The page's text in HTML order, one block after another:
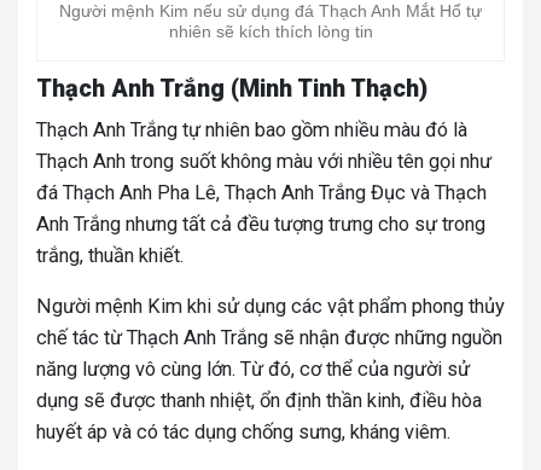
Người mệnh Kim nếu sử dụng đá Thạch Anh Mắt Hổ tự
nhiên sẽ kích thích lòng tin
Thạch Anh Trắng (Minh Tinh Thạch)
Thạch Anh Trắng tự nhiên bao gồm nhiều màu đó là
Thạch Anh trong suốt không màu với nhiều tên gọi như
đá Thạch Anh Pha Lê, Thạch Anh Trắng Đục và Thạch
Anh Trắng nhưng tất cả đều tượng trưng cho sự trong
trắng, thuần khiết.
Người mệnh Kim khi sử dụng các vật phẩm phong thủy
chế tác từ Thạch Anh Trắng sẽ nhận được những nguồn
năng lượng vô cùng lớn. Từ đó, cơ thể của người sử
dụng sẽ được thanh nhiệt, ổn định thần kinh, điều hòa
huyết áp và có tác dụng chống sưng, kháng viêm.